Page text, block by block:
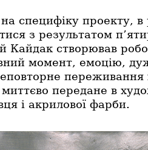
специфіку проекту,
з результатом
Кайдак створював
момент, емоцію,
передане в
і акрилової фарби.